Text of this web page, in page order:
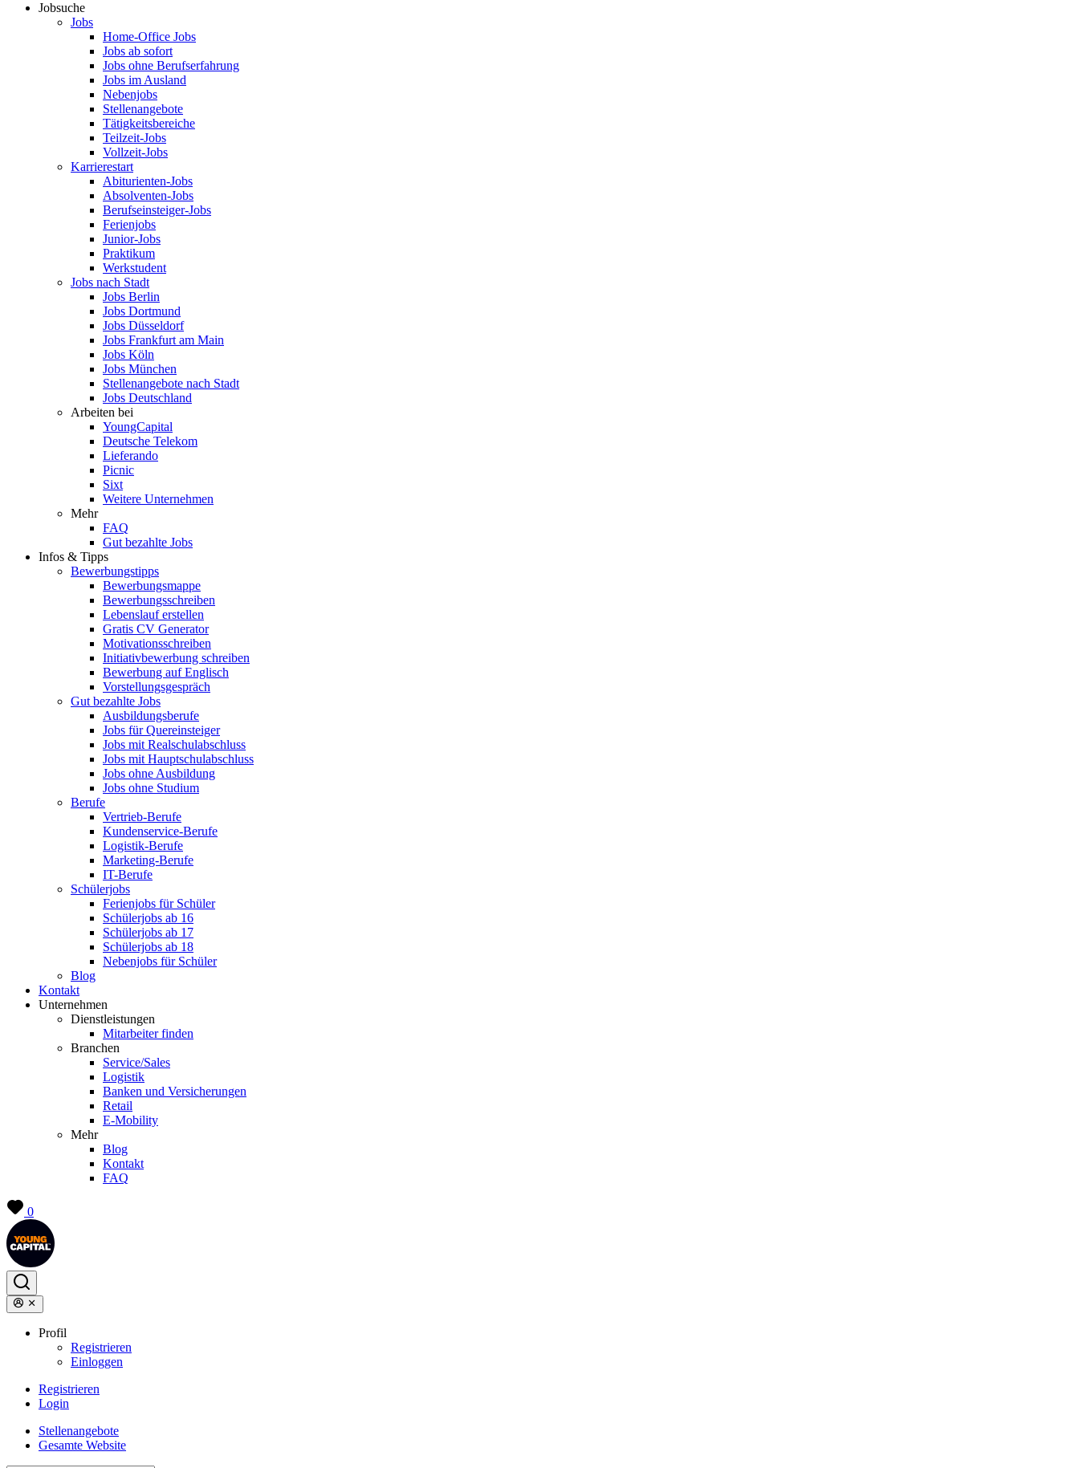
Jobsuche
Jobs
Home-Office Jobs
Jobs ab sofort
Jobs ohne Berufserfahrung
Jobs im Ausland
Nebenjobs
Stellenangebote
Tätigkeitsbereiche
Teilzeit-Jobs
Vollzeit-Jobs
Karrierestart
Abiturienten-Jobs
Absolventen-Jobs
Berufseinsteiger-Jobs
Ferienjobs
Junior-Jobs
Praktikum
Werkstudent
Jobs nach Stadt
Jobs Berlin
Jobs Dortmund
Jobs Düsseldorf
Jobs Frankfurt am Main
Jobs Köln
Jobs München
Stellenangebote nach Stadt
Jobs Deutschland
Arbeiten bei
YoungCapital
Deutsche Telekom
Lieferando
Picnic
Sixt
Weitere Unternehmen
Mehr
FAQ
Gut bezahlte Jobs
Infos & Tipps
Bewerbungstipps
Bewerbungsmappe
Bewerbungsschreiben
Lebenslauf erstellen
Gratis CV Generator
Motivationsschreiben
Initiativbewerbung schreiben
Bewerbung auf Englisch
Vorstellungsgespräch
Gut bezahlte Jobs
Ausbildungsberufe
Jobs für Quereinsteiger
Jobs mit Realschulabschluss
Jobs mit Hauptschulabschluss
Jobs ohne Ausbildung
Jobs ohne Studium
Berufe
Vertrieb-Berufe
Kundenservice-Berufe
Logistik-Berufe
Marketing-Berufe
IT-Berufe
Schülerjobs
Ferienjobs für Schüler
Schülerjobs ab 16
Schülerjobs ab 17
Schülerjobs ab 18
Nebenjobs für Schüler
Blog
Kontakt
Unternehmen
Dienstleistungen
Mitarbeiter finden
Branchen
Service/Sales
Logistik
Banken und Versicherungen
Retail
E-Mobility
Mehr
Blog
Kontakt
FAQ
0
Profil
Registrieren
Einloggen
Registrieren
Login
Stellenangebote
Gesamte Website